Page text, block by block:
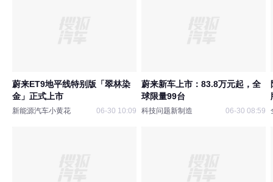
蔚来ET9地平线特别版「翠林染
金」正式上市
新能源汽车小黄花 06-30 10:09
蔚来新车上市：83.8万元起，全
球限量99台
科技问题新制造 06-30 08:59